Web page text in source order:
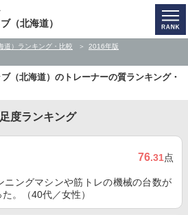
（北海道）
道）ランキング・比較
2016年版
（北海道）のトレーナーの質ランキング・
度ランキング
76.31点
ニングマシンや筋トレの機械の台数が
。（40代／女性）